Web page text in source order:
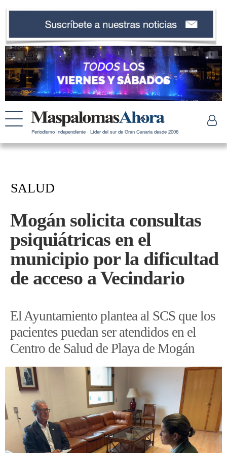
Periodismo Independiente · Líder del sur de Gran Canaria desde 2006
SALUD
Mogán solicita consultas
psiquiátricas en el
municipio por la dificultad
de acceso a Vecindario
El Ayuntamiento plantea al SCS que los
pacientes puedan ser atendidos en el
Centro de Salud de Playa de Mogán